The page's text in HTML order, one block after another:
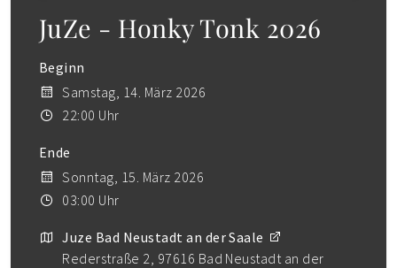
JuZe - Honky Tonk 2026
Beginn
Samstag, 14. März 2026
22:00 Uhr
Ende
Sonntag, 15. März 2026
03:00 Uhr
Juze Bad Neustadt an der Saale
Rederstraße 2, 97616 Bad Neustadt an der